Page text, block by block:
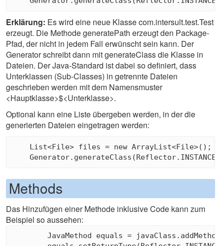
Erklärung: Es wird eine neue Klasse com.intersult.test.Test
erzeugt. Die Methode generatePath erzeugt den Package-
Pfad, der nicht in jedem Fall erwünscht sein kann. Der
Generator schreibt dann mit generateClass die Klasse in
Dateien. Der Java-Standard ist dabei so definiert, dass
Unterklassen (Sub-Classes) in getrennte Dateien
geschrieben werden mit dem Namensmuster
<Hauptklasse>$<Unterklasse>.
Optional kann eine Liste übergeben werden, in der die
generierten Dateien eingetragen werden:
    List<File> files = new ArrayList<File>();
Methods
Das Hinzufügen einer Methode inklusive Code kann zum
Beispiel so aussehen: